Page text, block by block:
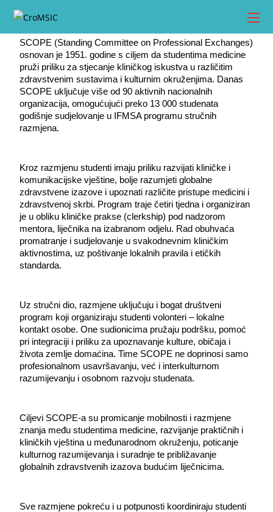
SCOPE (Standing Committee on Professional Exchanges)
osnovan je 1951. godine s ciljem da studentima medicine
pruži priliku za stjecanje kliničkog iskustva u različitim
zdravstvenim sustavima i kulturnim okruženjima. Danas
SCOPE uključuje više od 90 aktivnih nacionalnih
organizacija, omogućujući preko 13 000 studenata
godišnje sudjelovanje u IFMSA programu stručnih
razmjena.
Kroz razmjenu studenti imaju priliku razvijati kliničke i
komunikacijske vještine, bolje razumjeti globalne
zdravstvene izazove i upoznati različite pristupe medicini i
zdravstvenoj skrbi. Program traje četiri tjedna i organiziran
je u obliku kliničke prakse (clerkship) pod nadzorom
mentora, liječnika na izabranom odjelu. Rad obuhvaća
promatranje i sudjelovanje u svakodnevnim kliničkim
aktivnostima, uz poštivanje lokalnih pravila i etičkih
standarda.
Uz stručni dio, razmjene uključuju i bogat društveni
program koji organiziraju studenti volonteri – lokalne
kontakt osobe. One sudionicima pružaju podršku, pomoć
pri integraciji i priliku za upoznavanje kulture, običaja i
života zemlje domaćina. Time SCOPE ne doprinosi samo
profesionalnom usavršavanju, već i interkulturnom
razumijevanju i osobnom razvoju studenata.
Ciljevi SCOPE-a su promicanje mobilnosti i razmjene
znanja među studentima medicine, razvijanje praktičnih i
kliničkih vještina u međunarodnom okruženju, poticanje
kulturnog razumijevanja i suradnje te približavanje
globalnih zdravstvenih izazova budućim liječnicima.
Sve razmjene pokreću i u potpunosti koordiniraju studenti